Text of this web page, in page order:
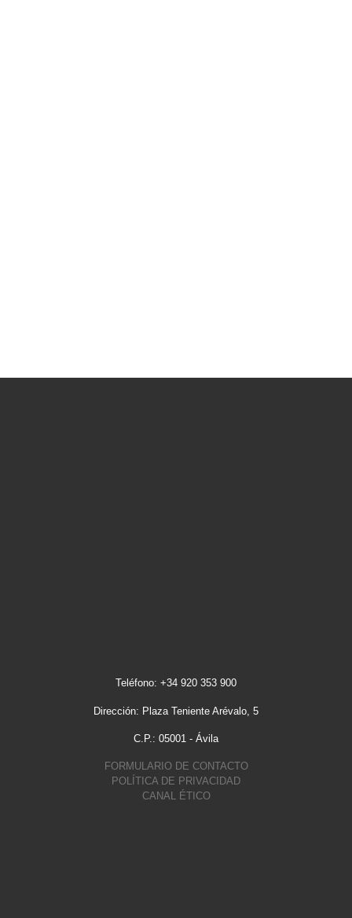
Teléfono: +34 920 353 900
Dirección: Plaza Teniente Arévalo, 5
C.P.: 05001 - Ávila
FORMULARIO DE CONTACTO
POLÍTICA DE PRIVACIDAD
CANAL ÉTICO